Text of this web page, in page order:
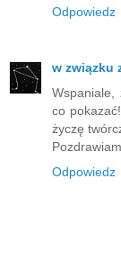
Odpowiedz
w związku
Wspaniale,
co
życzę
Odpowiedz